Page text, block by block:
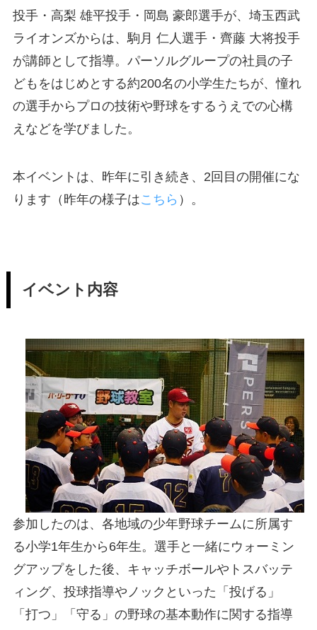
投手・高梨 雄平投手・岡島 豪郎選手が、埼玉西武
ライオンズからは、駒月 仁人選手・齊藤 大将投手
が講師として指導。パーソルグループの社員の子
どもをはじめとする約200名の小学生たちが、憧れ
の選手からプロの技術や野球をするうえでの心構
えなどを学びました。
本イベントは、昨年に引き続き、2回目の開催にな
ります（昨年の様子はこちら ）。
イベント内容
参加したのは、各地域の少年野球チームに所属す
る小学1年生から6年生。選手と一緒にウォーミン
グアップをした後、キャッチボールやトスバッテ
ィング、投球指導やノックといった「投げる」
「打つ」「守る」の野球の基本動作に関する指導